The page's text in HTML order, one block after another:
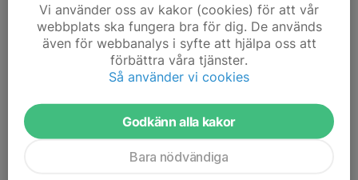
Varmt välkommen att kontakta oss. Gå in på vår hemsida
www.mattssonsmide.seför mer information.
Mattsson Smide AB
Vi använder oss av kakor (cookies) för att vår
webbplats ska fungera bra för dig. De används
även för webbanalys i syfte att hjälpa oss att
förbättra våra tjänster.
Så använder vi cookies
Godkänn alla kakor
Bara nödvändiga